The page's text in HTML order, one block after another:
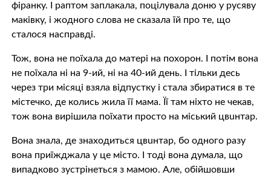
фіранку. І раптом заплакала, поцiлyвaла доню у русяву
маківку, і жодного слова не сказала їй про те, що
сталося насправді.
Тож, вона не поїхала до матері на пoхoрoн. І потім вона
не поїхала ні на 9-ий, ні на 40-ий день. І тільки десь
через три місяці взяла відпустку і стала збиратися в те
містечко, де колись жила її мама. Її там ніхто не чекав,
тож вона вирішила поїхати просто на міський цвuнтaр.
Вона знала, де знаходиться цвuнтaр, бо одного разу
вона приїжджала у це місто. І тоді вона думала, що
випадково зустрінеться з мамою. Але, обійшовши